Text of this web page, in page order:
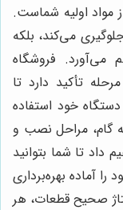
مواد اولیه شماست.
می‌کند، بلکه
می‌آورد. فروشگاه
تأکید دارد تا
دستگاه خود استفاده
گام، مراحل نصب و
داد تا شما بتوانید
آماده بهره‌برداری
صحیح قطعات، هر